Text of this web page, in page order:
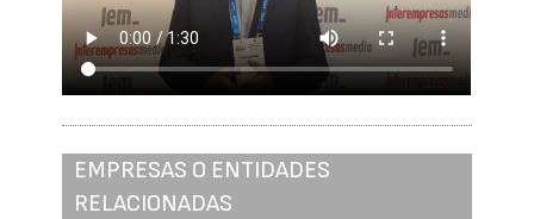
EMPRESAS O ENTIDADES
RELACIONADAS